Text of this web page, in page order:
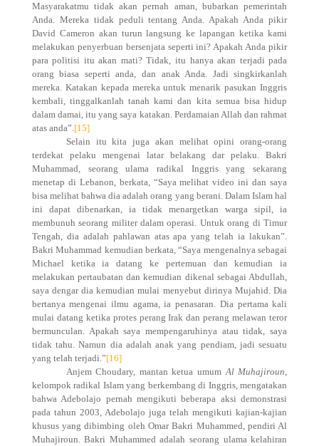
Masyarakatmu tidak akan pernah aman, bubarkan pemerintah
Anda. Mereka tidak peduli tentang Anda. Apakah Anda pikir
David Cameron akan turun langsung ke lapangan ketika kami
melakukan penyerbuan bersenjata seperti ini? Apakah Anda pikir
para politisi itu akan mati? Tidak, itu hanya akan terjadi pada
orang biasa seperti anda, dan anak Anda. Jadi singkirkanlah
mereka. Katakan kepada mereka untuk menarik pasukan Inggris
kembali, tinggalkanlah tanah kami dan kita semua bisa hidup
dalam damai, itu yang saya katakan. Perdamaian Allah dan rahmat
atas anda”.[15]
Selain itu kita juga akan melihat opini orang-orang
terdekat pelaku mengenai latar belakang dar pelaku. Bakri
Muhammad, seorang ulama radikal Inggris yang sekarang
menetap di Lebanon, berkata, “Saya melihat video ini dan saya
bisa melihat bahwa dia adalah orang yang berani. Dalam Islam hal
ini dapat dibenarkan, ia tidak menargetkan warga sipil, ia
membunuh seorang militer dalam operasi. Untuk orang di Timur
Tengah, dia adalah pahlawan atas apa yang telah ia lakukan”.
Bakri Muhammad kemudian berkata, “Saya mengenalnya sebagai
Michael ketika ia datang ke pertemuan dan kemudian ia
melakukan pertaubatan dan kemudian dikenal sebagai Abdullah,
saya dengar dia kemudian mulai menyebut dirinya Mujahid. Dia
bertanya mengenai ilmu agama, ia penasaran. Dia pertama kali
mulai datang ketika protes perang Irak dan perang melawan teror
bermunculan. Apakah saya mempengaruhinya atau tidak, saya
tidak tahu. Namun dia adalah anak yang pendiam, jadi sesuatu
yang telah terjadi.”[16]
Anjem Choudary, mantan ketua umumAl Muhajiroun,
kelompok radikal Islam yang berkembang di Inggris, mengatakan
bahwa Adebolajo pernah mengikuti beberapa aksi demonstrasi
pada tahun 2003, Adebolajo juga telah mengikuti kajian-kajian
khusus yang dibimbing oleh Omar Bakri Muhammed, pendiri Al
Muhajiroun. Bakri Muhammed adalah seorang ulama kelahiran